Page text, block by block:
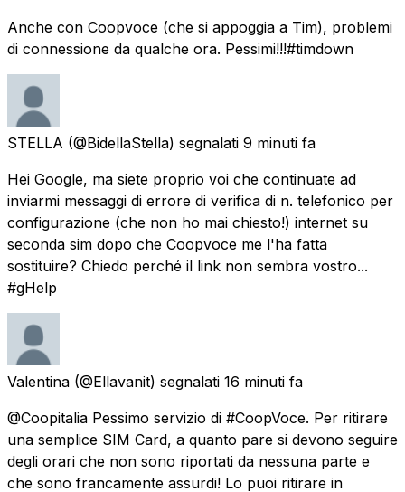
Anche con Coopvoce (che si appoggia a Tim), problemi
di connessione da qualche ora. Pessimi!!!#timdown
STELLA (@BidellaStella) segnalati 9 minuti fa
Hei Google, ma siete proprio voi che continuate ad
inviarmi messaggi di errore di verifica di n. telefonico per
configurazione (che non ho mai chiesto!) internet su
seconda sim dopo che Coopvoce me l'ha fatta
sostituire? Chiedo perché il link non sembra vostro...
#gHelp
Valentina (@Ellavanit) segnalati 16 minuti fa
@Coopitalia Pessimo servizio di #CoopVoce. Per ritirare
una semplice SIM Card, a quanto pare si devono seguire
degli orari che non sono riportati da nessuna parte e
che sono francamente assurdi! Lo puoi ritirare in